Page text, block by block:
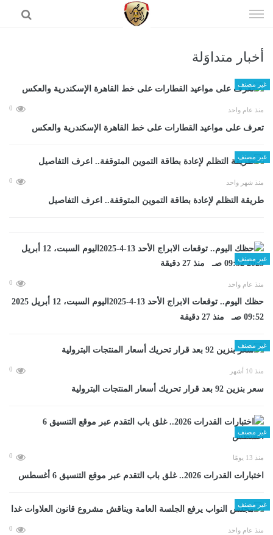
الى
أخبار متداوَلة
غير مصنف
منذ عام واحد 0
تعرف على مواعيد القطارات على خط القاهرة الإسكندرية والعكس
غير مصنف
منذ شهر واحد 0
طريقة التظلم لإعادة بطاقة التموين المتوقفة.. اعرف التفاصيل
غير مصنف
منذ عام واحد 0
حظك اليوم.. توقعات الابراج الأحد 13-4-2025اليوم السبت، 12 أبريل 2025
09:52 صـ منذ 27 دقيقة
غير مصنف
منذ 10 أشهر 0
سعر بنزين 92 بعد قرار تحريك أسعار المنتجات البترولية
غير مصنف
منذ 13 يومًا 0
اختبارات القدرات 2026.. غلق باب التقدم عبر موقع التنسيق 6 أغسطس
غير مصنف
منذ عام واحد 0